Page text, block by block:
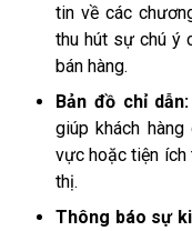
tin về các
thu hút sự chú ý
bán hàng.
Bản đồ chỉ dẫn:
giúp khách
vực hoặc tiện
thị.
Thông báo sự